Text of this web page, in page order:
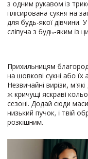
з одним рукавом із
плісирована сукня на
для будь-якої дівчини.
сліпуча з будь-яким із
Прихильницям
на шовкові сукні або їх
Незвичайні вирізи,
ж кричущі яскраві
сезоні. Додай сюди
низький пучок, і твій
розкішним.